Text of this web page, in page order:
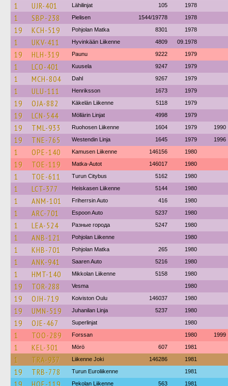
1 UJR-401 Lähilinjat 105 1978
1 SBP-238 Pielisen 1544/19778 1978
19 KCH-519 Pohjolan Matka 8301 1978
1 UKV-411 Hyvinkään Liikenne 4809 09.1978
19 HLH-319 Paunu 9222 1979
1 LCO-401 Kuusela 9247 1979
1 MCH-804 Dahl 9267 1979
1 ULU-111 Henriksson 1673 1979
19 OJA-882 Käkelän Liikenne 5118 1979
19 LCN-544 Möllärin Linjat 4998 1979
19 TML-933 Ruohosen Liikenne 1604 1979 1990
19 TNE-765 Westendin Linja 1645 1979 1996
1 OPE-140 Kamusen Liikenne 146156 1980
19 TOE-119 Matka-Autot 146017 1980
1 TOE-611 Turun Citybus 5162 1980
1 LCT-377 Heiskasen Liikenne 5144 1980
1 ANM-101 Friherrsin Auto 416 1980
1 ARC-701 Espoon Auto 5237 1980
1 LEA-524 Разные города 5247 1980
1 ANB-121 Pohjolan Liikenne 1980
1 KHB-701 Pohjolan Matka 265 1980
1 ANK-941 Saaren Auto 5216 1980
1 HMT-140 Mikkolan Liikenne 5158 1980
19 TOR-288 Vesma 1980
19 OJH-719 Koiviston Oulu 146037 1980
19 UMN-519 Juhanilan Linja 5237 1980
19 OJE-467 Superlinjat 1980
1 TOO-289 Forssan 1980 1999
1 KEL-301 Mörö 607 1981
1 TRA-937 Liikenne Joki 146286 1981
19 TRB-778 Turun Euroliikenne 1981
19 HOE-119 Pekolan Liikenne 563 1981